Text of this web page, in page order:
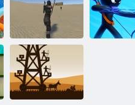
Брейнрот:
Осада замка!
Древние битвы